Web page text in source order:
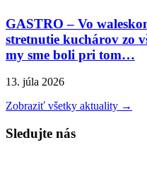
GASTRO – Vo
stretnutie kuchárov zo
my sme boli pri tom…
13. júla 2026
Zobraziť všetky aktuality →
Sledujte nás